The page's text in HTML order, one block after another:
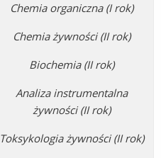
Chemia organiczna (I rok)
Chemia żywności (II rok)
Biochemia (II rok)
Analiza instrumentalna
żywności (II rok)
Toksykologia żywności (II rok)